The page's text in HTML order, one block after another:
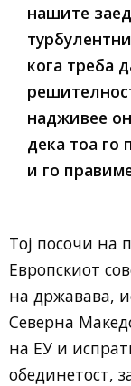
нашите
кога треба
надживее
дека тоа го
и го
Тој посочи на
Европскиот
на државава,
Северна
на ЕУ и
обединетост,